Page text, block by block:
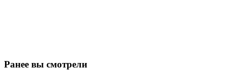
Ранее вы смотрели